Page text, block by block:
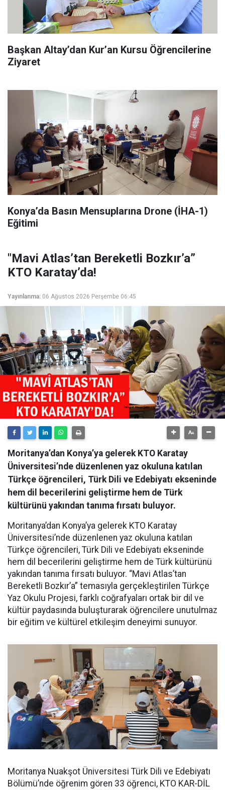
Başkan Altay’dan Kur’an Kursu Öğrencilerine
Ziyaret
Konya’da Basın Mensuplarına Drone (İHA-1)
Eğitimi
"Mavi Atlas’tan Bereketli Bozkır’a”
KTO Karatay’da!
Yayınlanma: 06 Ağustos 2026 Perşembe 06:45
Moritanya’dan Konya’ya gelerek KTO Karatay
Üniversitesi’nde düzenlenen yaz okuluna katılan
Türkçe öğrencileri, Türk Dili ve Edebiyatı ekseninde
hem dil becerilerini geliştirme hem de Türk
kültürünü yakından tanıma fırsatı buluyor.
Moritanya’dan Konya’ya gelerek KTO Karatay
Üniversitesi’nde düzenlenen yaz okuluna katılan
Türkçe öğrencileri, Türk Dili ve Edebiyatı ekseninde
hem dil becerilerini geliştirme hem de Türk kültürünü
yakından tanıma fırsatı buluyor. “Mavi Atlas’tan
Bereketli Bozkır’a” temasıyla gerçekleştirilen Türkçe
Yaz Okulu Projesi, farklı coğrafyaları ortak bir dil ve
kültür paydasında buluşturarak öğrencilere unutulmaz
bir eğitim ve kültürel etkileşim deneyimi sunuyor.
Moritanya Nuakşot Üniversitesi Türk Dili ve Edebiyatı
Bölümü’nde öğrenim gören 33 öğrenci, KTO KAR-DİL